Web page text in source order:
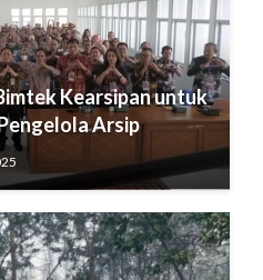
Kearsipan untuk
Arsip